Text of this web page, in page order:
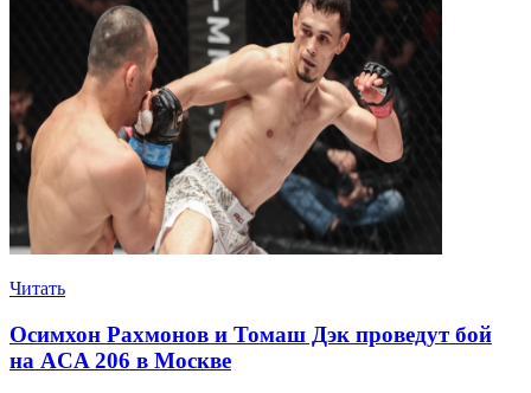
Читать
Осимхон Рахмонов и Томаш Дэк проведут бой
на ACA 206 в Москве